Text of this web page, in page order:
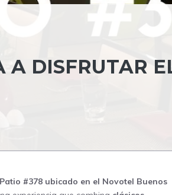
A DISFRUTAR
#378 ubicado en el Novotel Buenos